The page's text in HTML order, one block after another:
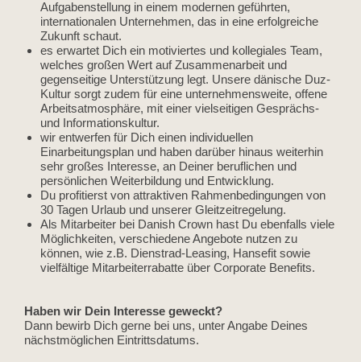
Aufgabenstellung in einem modernen geführten,
internationalen Unternehmen, das in eine erfolgreiche
Zukunft schaut.
es erwartet Dich ein motiviertes und kollegiales Team,
welches großen Wert auf Zusammenarbeit und
gegenseitige Unterstützung legt. Unsere dänische Duz-
Kultur sorgt zudem für eine unternehmensweite, offene
Arbeitsatmosphäre, mit einer vielseitigen Gesprächs-
und Informationskultur.
wir entwerfen für Dich einen individuellen
Einarbeitungsplan und haben darüber hinaus weiterhin
sehr großes Interesse, an Deiner beruflichen und
persönlichen Weiterbildung und Entwicklung.
Du profitierst von attraktiven Rahmenbedingungen von
30 Tagen Urlaub und unserer Gleitzeitregelung.
Als Mitarbeiter bei Danish Crown hast Du ebenfalls viele
Möglichkeiten, verschiedene Angebote nutzen zu
können, wie z.B. Dienstrad-Leasing, Hansefit sowie
vielfältige Mitarbeiterrabatte über Corporate Benefits.
Haben wir Dein Interesse geweckt?
Dann bewirb Dich gerne bei uns, unter Angabe Deines
nächstmöglichen Eintrittsdatums.